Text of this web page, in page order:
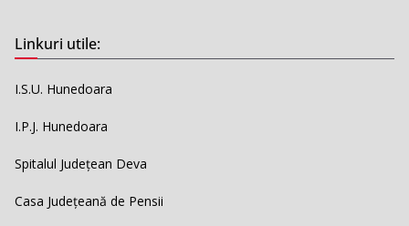
Linkuri utile:
I.S.U. Hunedoara
I.P.J. Hunedoara
Spitalul Județean Deva
Casa Județeană de Pensii